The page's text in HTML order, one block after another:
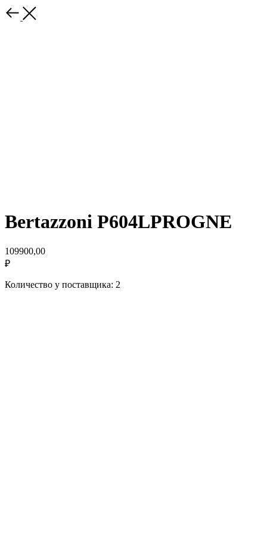
Bertazzoni P604LPROGNE
109900,00
₽
Количество у поставщика: 2